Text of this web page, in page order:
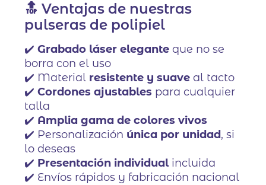
🔝 Ventajas de nuestras
pulseras de polipiel
✔️Grabado láser elegante que no se
borra con el uso
✔️ Material resistente y suave al tacto
✔️Cordones ajustables para cualquier
talla
✔️ Amplia gama de colores vivos
✔️ Personalización única por unidad, si
lo deseas
✔️ Presentación individualincluida
✔️ Envíos rápidos y fabricación nacional